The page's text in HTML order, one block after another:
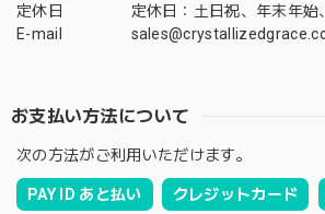
定休日
定休日：土日祝、年末年始
E-mail
お支払い方法について
次の方法がご利用いただけます。
PAY ID あと払い クレジットカード